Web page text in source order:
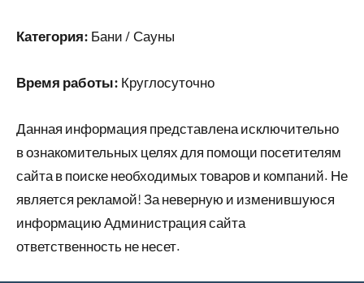
Категория: Бани / Сауны
Время работы: Круглосуточно
Данная информация представлена исключительно
в ознакомительных целях для помощи посетителям
сайта в поиске необходимых товаров и компаний. Не
является рекламой! За неверную и изменившуюся
информацию Администрация сайта
ответственность не несет.